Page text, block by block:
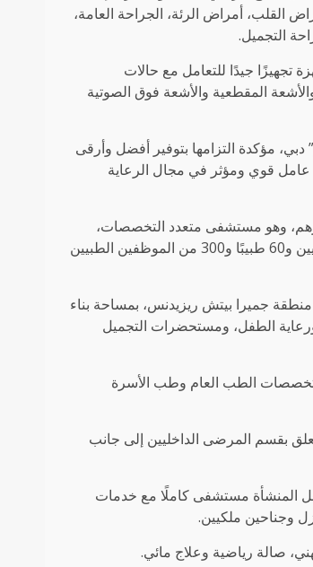
القلب، أمراض الرئة، الجراحة العامة،
التجميل.
جيدًا للتعامل مع حالات
المقطعية والأشعة فوق الصوتية
مؤكدة التزامها بتوفير أفضل وأرقى
عامل قوي ومؤثر في مجال الرعاية
التكلفة الإجمالية لهذه المستشفى، تقدر بنحو 218 مليون درهم، وهو مستشفى متعدد التخصصات،
بطاقة استيعابية تصل إلى 110 سرير ويحتوي على 40 غرفة استشارية للمرضى الخارجيين و60 طبيبًا و300 من الموظفين الطبيين
جميرا بيتش ريزيدنس، بمساحة بناء
ورعاية الطفل، ومستحضرات التجميل
الطب العام وطب الأسرة
والأخيرة من المشروع، التي من المتوقع أن تبدأ في عام 2022، فتتعلق بقسم المرضى الداخليين إلى جانب
من 4 إلى 12 وتضيف أكثر من 110 سرير، مما يجعل المنشأة مستشفى كاملًا مع خدمات